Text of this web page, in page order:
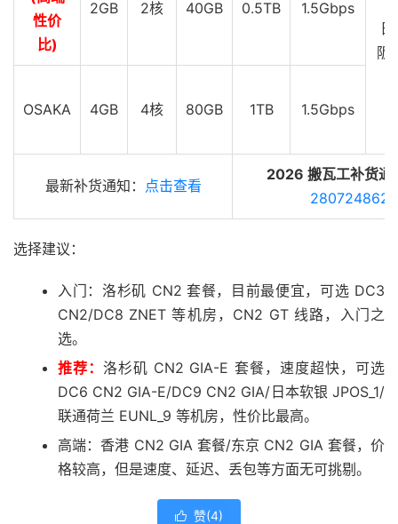
性价
比)
2GB 2核 40GB 0.5TB
1.5Gbps
阪
OSAKA
4GB 4核 80GB 1TB 1.5Gbps
最新补货通知： 点击查看
2026 搬瓦工补货通
280724862
选择建议：
入门：洛杉矶 CN2 套餐，目前最便宜，可选 DC3
CN2/DC8 ZNET 等机房，CN2 GT 线路，入门之
选。
推荐：洛杉矶 CN2 GIA-E 套餐，速度超快，可选
DC6 CN2 GIA-E/DC9 CN2 GIA/日本软银 JPOS_1/
联通荷兰 EUNL_9 等机房，性价比最高。
高端：香港 CN2 GIA 套餐/东京 CN2 GIA 套餐，价
格较高，但是速度、延迟、丢包等方面无可挑剔。
 赞(4)